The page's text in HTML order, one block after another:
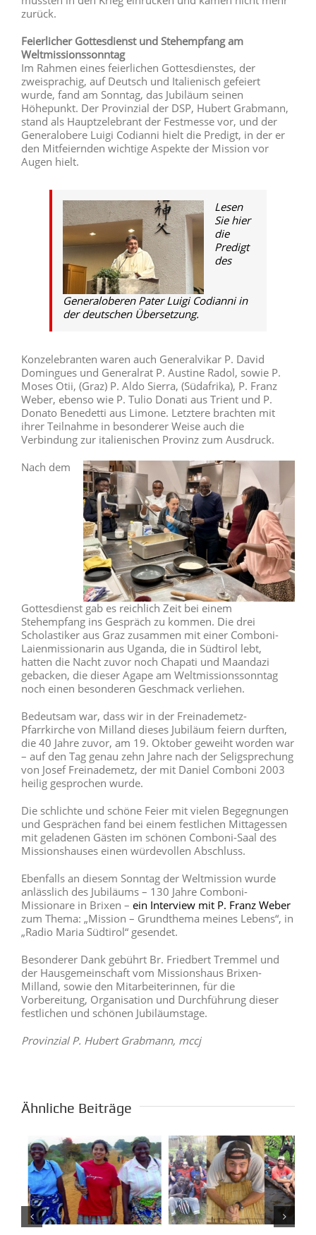
zurück.
Feierlicher Gottesdienst und Stehempfang am
Weltmissionssonntag
Im Rahmen eines feierlichen Gottesdienstes, der
zweisprachig, auf Deutsch und Italienisch gefeiert
wurde, fand am Sonntag, das Jubiläum seinen
Höhepunkt. Der Provinzial der DSP, Hubert Grabmann,
stand als Hauptzelebrant der Festmesse vor, und der
Generalobere Luigi Codianni hielt die Predigt, in der er
den Mitfeiernden wichtige Aspekte der Mission vor
Augen hielt.
Lesen
Sie hier
die
Predigt
des
Generaloberen Pater Luigi Codianni in
der deutschen Übersetzung.
Konzelebranten waren auch Generalvikar P. David
Domingues und Generalrat P. Austine Radol, sowie P.
Moses Otii, (Graz) P. Aldo Sierra, (Südafrika), P. Franz
Weber, ebenso wie P. Tulio Donati aus Trient und P.
Donato Benedetti aus Limone. Letztere brachten mit
ihrer Teilnahme in besonderer Weise auch die
Verbindung zur italienischen Provinz zum Ausdruck.
Nach dem
Gottesdienst gab es reichlich Zeit bei einem
Stehempfang ins Gespräch zu kommen. Die drei
Scholastiker aus Graz zusammen mit einer Comboni-
Laienmissionarin aus Uganda, die in Südtirol lebt,
hatten die Nacht zuvor noch Chapati und Maandazi
gebacken, die dieser Agape am Weltmissionssonntag
noch einen besonderen Geschmack verliehen.
Bedeutsam war, dass wir in der Freinademetz-
Pfarrkirche von Milland dieses Jubiläum feiern durften,
die 40 Jahre zuvor, am 19. Oktober geweiht worden war
– auf den Tag genau zehn Jahre nach der Seligsprechung
von Josef Freinademetz, der mit Daniel Comboni 2003
heilig gesprochen wurde.
Die schlichte und schöne Feier mit vielen Begegnungen
und Gesprächen fand bei einem festlichen Mittagessen
mit geladenen Gästen im schönen Comboni-Saal des
Missionshauses einen würdevollen Abschluss.
Ebenfalls an diesem Sonntag der Weltmission wurde
anlässlich des Jubiläums – 130 Jahre Comboni-
Missionare in Brixen – ein Interview mit P. Franz Weber
zum Thema: „Mission – Grundthema meines Lebens“, in
„Radio Maria Südtirol“ gesendet.
Besonderer Dank gebührt Br. Friedbert Tremmel und
der Hausgemeinschaft vom Missionshaus Brixen-
Milland, sowie den Mitarbeiterinnen, für die
Vorbereitung, Organisation und Durchführung dieser
festlichen und schönen Jubiläumstage.
Provinzial P. Hubert Grabmann, mccj
Ähnliche Beiträge